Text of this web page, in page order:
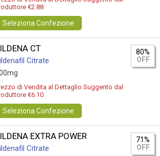
€2.88
Seleziona Confezione
CT
Citrate
80%
OFF
di Vendita al Dettaglio Suggerito dal
€6.10
Seleziona Confezione
EXTRA POWER
Citrate
71%
OFF